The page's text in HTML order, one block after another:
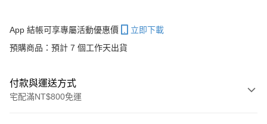
App 結帳可享專屬活動優惠價
立即下載
預購商品：預計 7 個工作天出貨
付款與運送方式
宅配滿NT$800免運